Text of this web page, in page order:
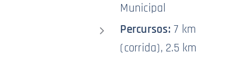
Municipal
Percursos: 7 km
(corrida), 2.5 km